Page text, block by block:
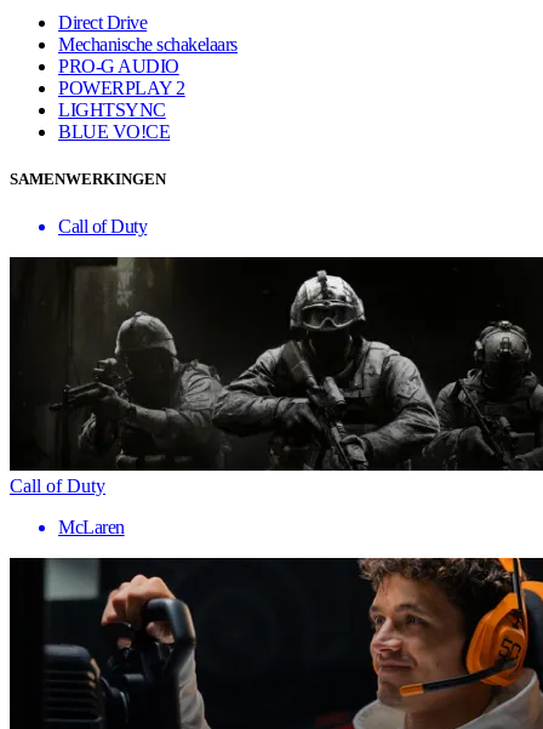
Direct Drive
Mechanische schakelaars
PRO-G AUDIO
POWERPLAY 2
LIGHTSYNC
BLUE VO!CE
SAMENWERKINGEN
Call of Duty
Call of Duty
McLaren